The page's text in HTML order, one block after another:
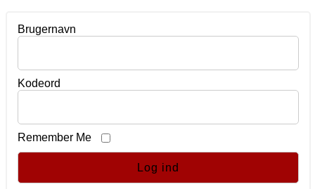
Brugernavn
Kodeord
Remember Me